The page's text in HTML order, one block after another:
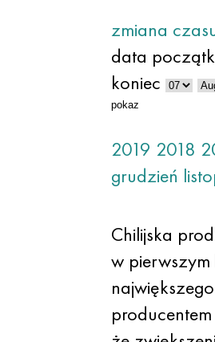
zmiana
data
koniec
pokaz
2019 2018
grudzień
Chilijska
w